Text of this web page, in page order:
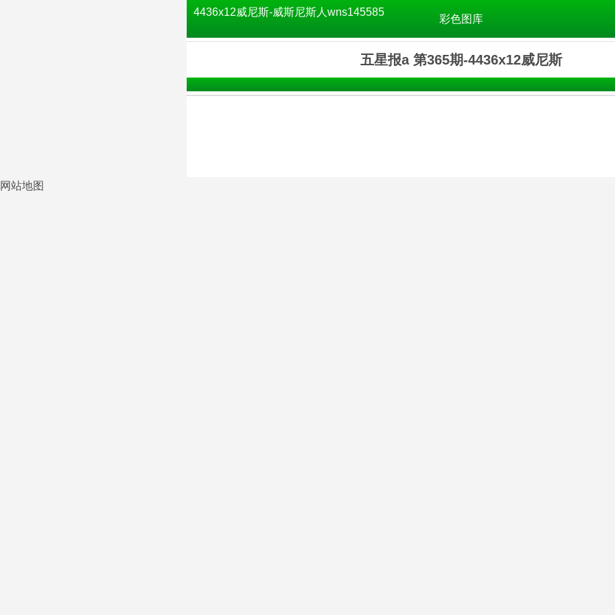
4436x12威尼斯-威斯尼斯人wns145585
彩色图库
五星报a 第365期-4436x12威尼斯
网站地图